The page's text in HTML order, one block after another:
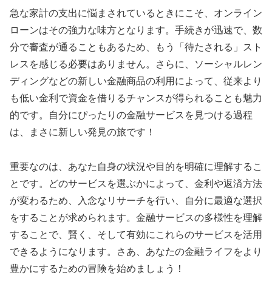
急な家計の支出に悩まされているときにこそ、オンライン
ローンはその強力な味方となります。手続きが迅速で、数
分で審査が通ることもあるため、もう「待たされる」スト
レスを感じる必要はありません。さらに、ソーシャルレン
ディングなどの新しい金融商品の利用によって、従来より
も低い金利で資金を借りるチャンスが得られることも魅力
的です。自分にぴったりの金融サービスを見つける過程
は、まさに新しい発見の旅です！
重要なのは、あなた自身の状況や目的を明確に理解するこ
とです。どのサービスを選ぶかによって、金利や返済方法
が変わるため、入念なリサーチを行い、自分に最適な選択
をすることが求められます。金融サービスの多様性を理解
することで、賢く、そして有効にこれらのサービスを活用
できるようになります。さあ、あなたの金融ライフをより
豊かにするための冒険を始めましょう！